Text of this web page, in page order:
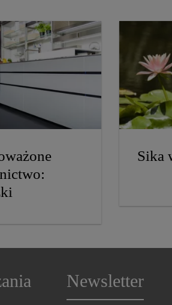
Sika
Newsletter